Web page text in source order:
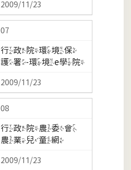
2009/11/23
07
行政院環境保
護署-環境e學院
2009/11/23
08
行政院農委會
農業兒童網
2009/11/23